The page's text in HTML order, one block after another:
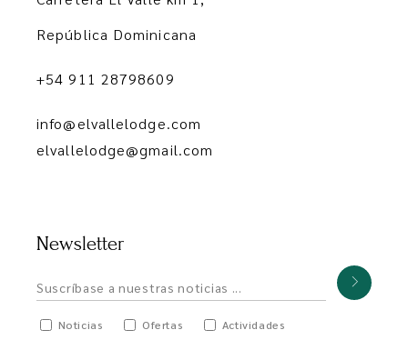
República Dominicana
+54 911 28798609
info@elvallelodge.com
elvallelodge@gmail.com
Newsletter
Noticias Ofertas Actividades